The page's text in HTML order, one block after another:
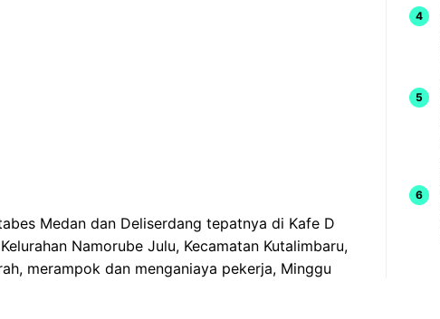
Medan dan Deliserdang tepatnya di Kafe D
Namorube Julu, Kecamatan Kutalimbaru,
merampok dan menganiaya pekerja, Minggu